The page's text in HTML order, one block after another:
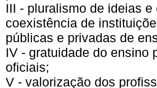
III - pluralismo de ideias
coexistência de
públicas e privadas de
IV - gratuidade do ensino
oficiais;
V - valorização dos